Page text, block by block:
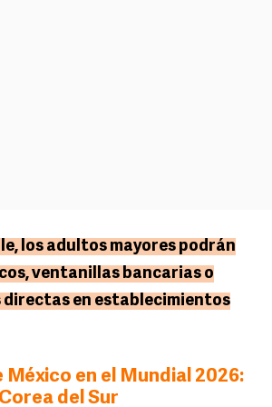
los adultos mayores podrán
ventanillas bancarias o
en establecimientos
en el Mundial 2026:
del Sur